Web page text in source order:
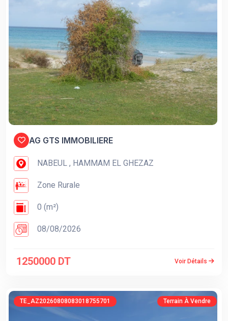
AG GTS IMMOBILIERE
NABEUL , HAMMAM EL GHEZAZ
Zone Rurale
0 (m²)
08/08/2026
1250000 DT Voir Détails
TE_AZ20260808083018755701 Terrain À Vendre